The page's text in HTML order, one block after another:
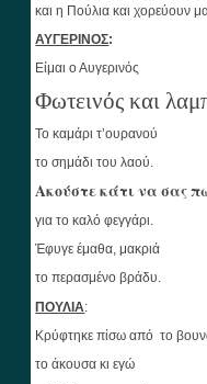
και η Πούλια και χορεύουν
ΑΥΓΕΡΙΝΟΣ:
Είμαι ο Αυγερινός
Φωτεινός και
Το καμάρι τ’ουρανού
το σημάδι του λαού.
Ακούστε κάτι να σας
για το καλό φεγγάρι.
Έφυγε έμαθα, μακριά
το περασμένο βράδυ.
ΠΟΥΛΙΑ:
Κρύφτηκε πίσω από το
το άκουσα κι εγώ